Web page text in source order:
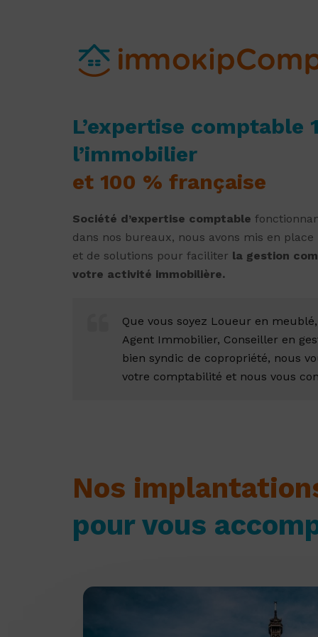
L’expertise comptable
l’immobilier
et 100 % française
Société d’expertise comptable
dans nos bureaux, nous avons mis en
et de solutions pour faciliter la gestion
votre activité immobilière.
Que vous soyez Loueur en
Agent Immobilier, Conseiller en
bien syndic de copropriété, nous
votre comptabilité et nous vous
Nos
pour vous